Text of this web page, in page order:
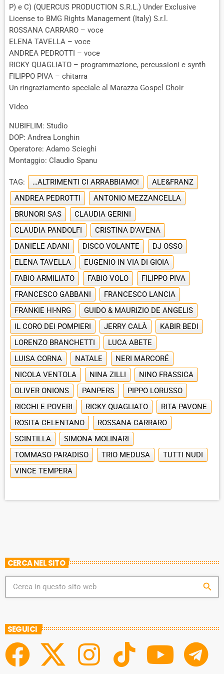
P) e C) (QUERCUS PRODUCTION S.R.L.) Under Exclusive
License to BMG Rights Management (Italy) S.r.l.
ROSSANA CARRARO – voce
ELENA TAVELLA – voce
ANDREA PEDROTTI – voce
RICKY QUAGLIATO – programmazione, percussioni e synth
FILIPPO PIVA – chitarra
Un ringraziamento speciale al Marazza Gospel Choir
Video
NUBIFLIM: Studio
DOP: Andrea Longhin
Operatore: Adamo Scieghi
Montaggio: Claudio Spanu
TAG: …ALTRIMENTI CI ARRABBIAMO!
ALE&FRANZ
ANDREA PEDROTTI
ANTONIO MEZZANCELLA
BRUNORI SAS
CLAUDIA GERINI
CLAUDIA PANDOLFI
CRISTINA D'AVENA
DANIELE ADANI
DISCO VOLANTE
DJ OSSO
ELENA TAVELLA
EUGENIO IN VIA DI GIOIA
FABIO ARMILIATO
FABIO VOLO
FILIPPO PIVA
FRANCESCO GABBANI
FRANCESCO LANCIA
FRANKIE HI-NRG
GUIDO & MAURIZIO DE ANGELIS
IL CORO DEI POMPIERI
JERRY CALÀ
KABIR BEDI
LORENZO BRANCHETTI
LUCA ABETE
LUISA CORNA
NATALE
NERI MARCORÉ
NICOLA VENTOLA
NINA ZILLI
NINO FRASSICA
OLIVER ONIONS
PANPERS
PIPPO LORUSSO
RICCHI E POVERI
RICKY QUAGLIATO
RITA PAVONE
ROSITA CELENTANO
ROSSANA CARRARO
SCINTILLA
SIMONA MOLINARI
TOMMASO PARADISO
TRIO MEDUSA
TUTTI NUDI
VINCE TEMPERA
CERCA NEL SITO
search
SEGUICI